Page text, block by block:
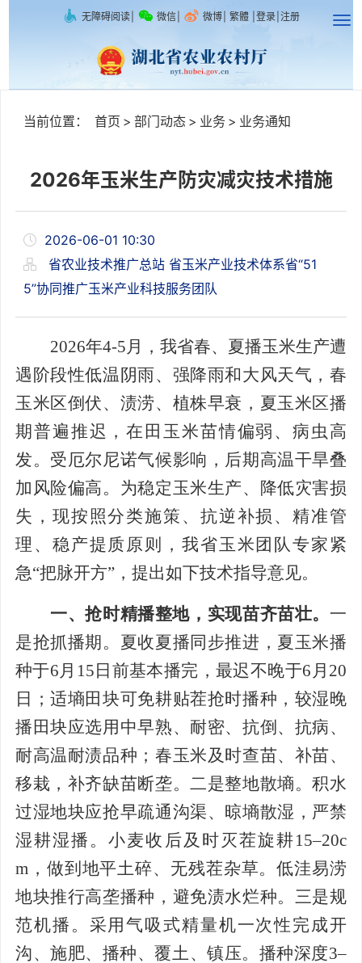
无障碍阅读 微信 微博 繁體 登录 注册
当前位置： 首页 > 部门动态 > 业务 > 业务通知
2026年玉米生产防灾减灾技术措施
2026-06-01 10:30
省农业技术推广总站 省玉米产业技术体系省“51
5”协同推广玉米产业科技服务团队
2026年4-5月，我省春、夏播玉米生产遭
遇阶段性低温阴雨、强降雨和大风天气，春
玉米区倒伏、渍涝、植株早衰，夏玉米区播
期普遍推迟，在田玉米苗情偏弱、病虫高
发。受厄尔尼诺气候影响，后期高温干旱叠
加风险偏高。为稳定玉米生产、降低灾害损
失，现按照分类施策、抗逆补损、精准管
理、稳产提质原则，我省玉米团队专家紧
急“把脉开方”，提出如下技术指导意见。
一、抢时精播整地，实现苗齐苗壮。 一
是抢抓播期。夏收夏播同步推进，夏玉米播
种于6月15日前基本播完，最迟不晚于6月20
日；适墒田块可免耕贴茬抢时播种，较湿晚
播田块应选用中早熟、耐密、抗倒、抗病、
耐高温耐渍品种；春玉米及时查苗、补苗、
移栽，补齐缺苗断垄。二是整地散墒。积水
过湿地块应抢早疏通沟渠、晾墒散湿，严禁
湿耕湿播。小麦收后及时灭茬旋耕15–20c
m，做到地平土碎、无残茬杂草。低洼易涝
地块推行高垄播种，避免渍水烂种。三是规
范机播。采用气吸式精量机一次性完成开
沟、施肥、播种、覆土、镇压。播种深度3–